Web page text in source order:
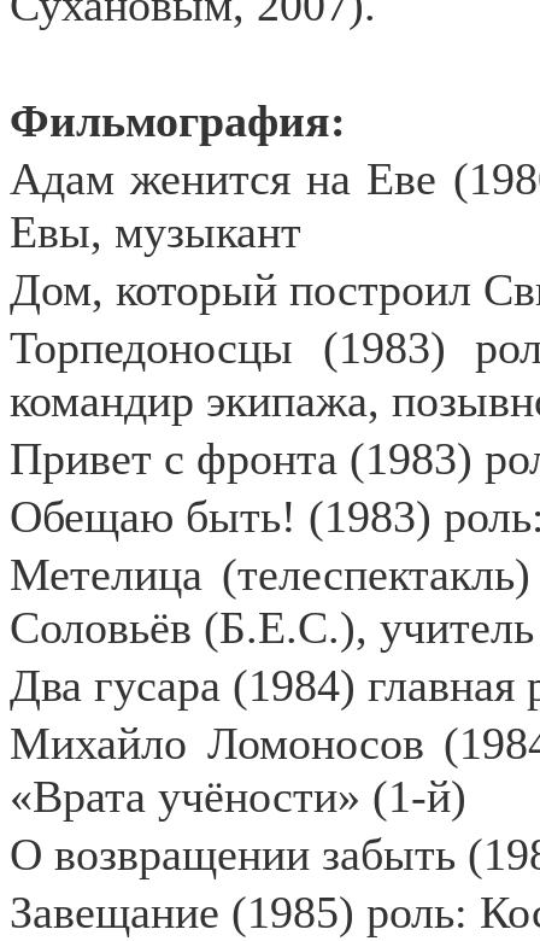
Фильмография:
Адам женится на Еве
Евы, музыкант
Дом, который построил
Торпедоносцы (1983)
командир экипажа,
Привет с фронта (1983)
Обещаю быть! (1983)
Метелица
Соловьёв (Б.Е.С.), учитель
Два гусара (1984) главная
Михайло Ломоносов
«Врата учёности» (1-й)
О возвращении забыть
Завещание (1985) роль: